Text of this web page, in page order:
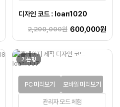
디자인 코드 : loan1020
2,200,000원 600,000원
기본형
관리자 모드 체험
PC 미리보기 모바일 미리보기